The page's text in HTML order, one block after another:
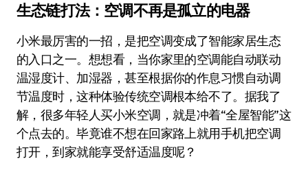
生态链打法：空调不再是孤立的电器
小米最厉害的一招，是把空调变成了智能家居生态
的入口之一。想想看，当你家里的空调能自动联动
温湿度计、加湿器，甚至根据你的作息习惯自动调
节温度时，这种体验传统空调根本给不了。据我了
解，很多年轻人买小米空调，就是冲着“全屋智能”这
个点去的。毕竟谁不想在回家路上就用手机把空调
打开，到家就能享受舒适温度呢？